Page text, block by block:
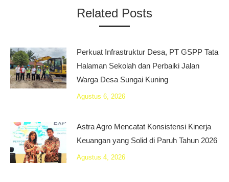
Related Posts
Perkuat Infrastruktur Desa, PT GSPP Tata
Halaman Sekolah dan Perbaiki Jalan
Warga Desa Sungai Kuning
Agustus 6, 2026
Astra Agro Mencatat Konsistensi Kinerja
Keuangan yang Solid di Paruh Tahun 2026
Agustus 4, 2026